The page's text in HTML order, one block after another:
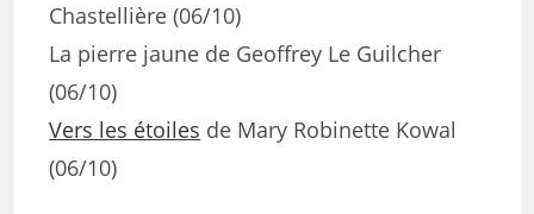
Chastellière (06/10)
La pierre jaune de Geoffrey Le Guilcher
(06/10)
Vers les étoiles de Mary Robinette Kowal
(06/10)